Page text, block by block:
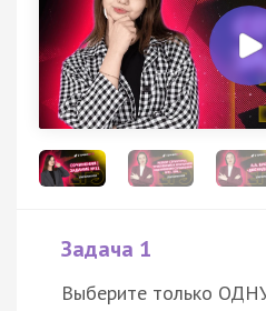
Задача 1
Выберите только